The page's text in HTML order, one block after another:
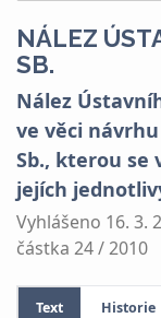
NÁLEZ
SB.
Nález
ve věci
Sb., kterou se
jejích
Vyhlášeno 16. 3.
částka 24 / 2010
Text Historie